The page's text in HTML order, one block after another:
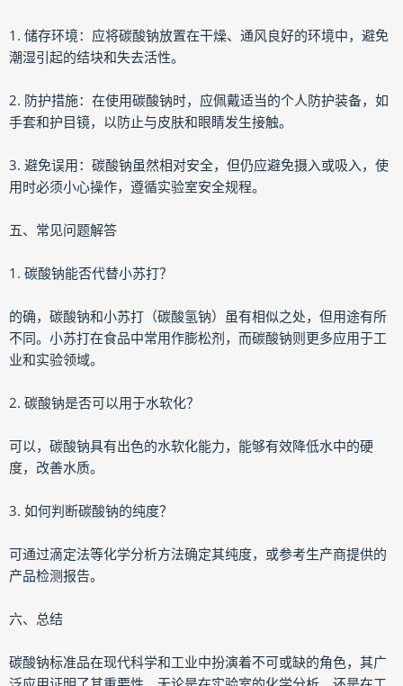
1. 储存环境：应将碳酸钠放置在干燥、通风良好的环境中，避免
潮湿引起的结块和失去活性。
2. 防护措施：在使用碳酸钠时，应佩戴适当的个人防护装备，如
手套和护目镜，以防止与皮肤和眼睛发生接触。
3. 避免误用：碳酸钠虽然相对安全，但仍应避免摄入或吸入，使
用时必须小心操作，遵循实验室安全规程。
五、常见问题解答
1. 碳酸钠能否代替小苏打？
的确，碳酸钠和小苏打（碳酸氢钠）虽有相似之处，但用途有所
不同。小苏打在食品中常用作膨松剂，而碳酸钠则更多应用于工
业和实验领域。
2. 碳酸钠是否可以用于水软化？
可以，碳酸钠具有出色的水软化能力，能够有效降低水中的硬
度，改善水质。
3. 如何判断碳酸钠的纯度？
可通过滴定法等化学分析方法确定其纯度，或参考生产商提供的
产品检测报告。
六、总结
碳酸钠标准品在现代科学和工业中扮演着不可或缺的角色，其广